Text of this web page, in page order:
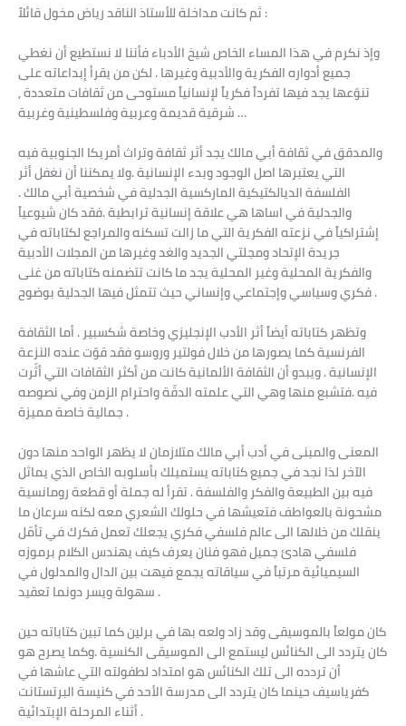
ثم كانت مداخلة للأستاذ الناقد رياض مخول قائلاً :
وإذ نكرم في هذا المساء الخاص شيخ الأدباء فأننا لا نستطيع أن نغطي
جميع أدواره الفكرية والأدبية وغيرها . لكن من يقرأ إبداعاته على
تنوّعها يجد فيها تفرداً فكرياً لإنسانياً مستوحى من ثقافات متعددة ,
شرقية قديمة وعربية وفلسطينية وغربية …
والمدقق في ثقافة أبي مالك يجد أثر ثقافة وتراث أمريكا الجنوبية فيه
التي يعتبرها اصل الوجود وبدء الإنسانية .ولا يمكننا أن نغفل أثر
الفلسفة الديالكتيكية الماركسية الجدلية في شخصية أبي مالك .
والجدلية في اساها هي علاقة إنسانية ترابطية .فقد كان شيوعياً
إشتراكياً في نزعته الفكرية التي ما زالت تسكنه والمراجع لكتاباته في
جريدة الإتحاد ومجلتي الجديد والغد وغيرها من المجلات الأدبية
والفكرية المحلية وغير المحلية يجد ما كانت تتضمنه كتاباته من غنى
فكري وسياسي وإجتماعي وإنساني حيث تتمثل فيها الجدلية بوضوح .
وتظهر كتاباته أيضاً أثر الأدب الإنجليزي وخاصة شكسبير . أما الثقافة
الفرنسية كما يصورها من خلال فولتير وروسو فقد قوّت عنده النزعة
الإنسانية . ويبدو أن الثقافة الألمانية كانت من أكثر الثقافات التي أثّرت
فيه .فتشبع منها وهي التي علمته الدقّة واحترام الزمن وفي نصوصه
جمالية خاصة مميزة .
المعنى والمبنى في أدب أبي مالك متلازمان لا يظهر الواحد منها دون
الآخر لذا نجد في جميع كتاباته يستميلك بأسلوبه الخاص الذي يماثل
فيه بين الطبيعة والفكر والفلسفة . تقرأ له جملة أو قطعة رومانسية
مشحونة بالعواطف فتعيشها في حلولك الشعري معه لكنه سرعان ما
ينقلك من خلالها الى عالم فلسفي فكري يجعلك تعمل فكرك في تأمّل
فلسفي هادئ جميل فهو فنان يعرف كيف يهندس الكلام برموزه
السيميائية مرتباً في سياقاته يجمع فيهت بين الدال والمدلول في
سهولة ويسر دونما تعقيد .
كان مولعاً بالموسيقى وقد زاد ولعه بها في برلين كما تبين كتاباته حين
كان يتردد الى الكنائس ليستمع الى الموسيقى الكنسية .وكما يصرح هو
أن تردده الى تلك الكنائس هو امتداد لطفولته التي عاشها في
كفرياسيف حينما كان يتردد الى مدرسة الأحد في كنيسة البرتستانت
أثناء المرحلة الإبتدائية .